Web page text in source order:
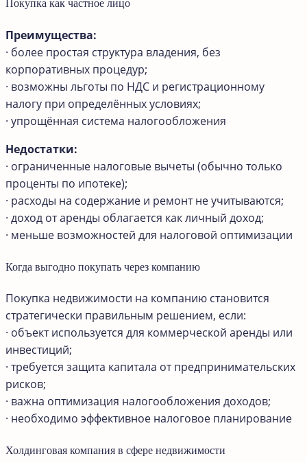
Покупка как частное лицо
Преимущества:
· более простая структура владения, без
корпоративных процедур;
· возможны льготы по НДС и регистрационному
налогу при определённых условиях;
· упрощённая система налогообложения
Недостатки:
· ограниченные налоговые вычеты (обычно только
проценты по ипотеке);
· расходы на содержание и ремонт не учитываются;
· доход от аренды облагается как личный доход;
· меньше возможностей для налоговой оптимизации
Когда выгодно покупать через компанию
Покупка недвижимости на компанию становится
стратегически правильным решением, если:
· объект используется для коммерческой аренды или
инвестиций;
· требуется защита капитала от предпринимательских
рисков;
· важна оптимизация налогообложения доходов;
· необходимо эффективное налоговое планирование
Холдинговая компания в сфере недвижимости